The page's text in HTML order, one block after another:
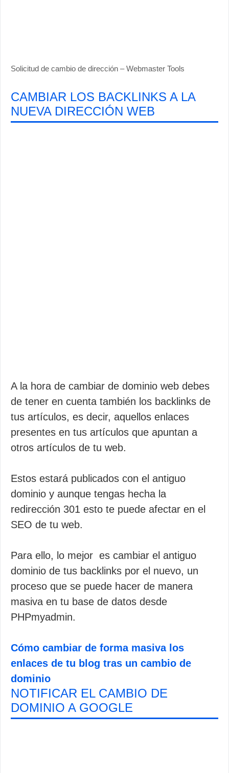
Solicitud de cambio de dirección – Webmaster Tools
CAMBIAR LOS BACKLINKS A LA
NUEVA DIRECCIÓN WEB
A la hora de cambiar de dominio web debes
de tener en cuenta también los backlinks de
tus artículos, es decir, aquellos enlaces
presentes en tus artículos que apuntan a
otros artículos de tu web.
Estos estará publicados con el antiguo
dominio y aunque tengas hecha la
redirección 301 esto te puede afectar en el
SEO de tu web.
Para ello, lo mejor es cambiar el antiguo
dominio de tus backlinks por el nuevo, un
proceso que se puede hacer de manera
masiva en tu base de datos desde
PHPmyadmin.
Cómo cambiar de forma masiva los
enlaces de tu blog tras un cambio de
dominio
NOTIFICAR EL CAMBIO DE
DOMINIO A GOOGLE